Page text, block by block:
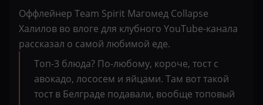
Оффлейнер Team Spirit Магомед Collapse
Халилов во влоге для клубного YouTube-канала
рассказал о самой любимой еде.
Топ-3 блюда? По-любому, короче, тост с
авокадо, лососем и яйцами. Там вот такой
тост в Белграде подавали, вообще топовый